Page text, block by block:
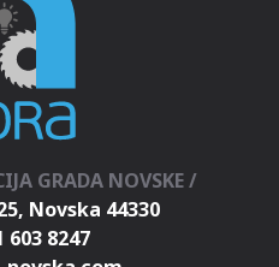
GRADA NOVSKE /
Novska 44330
603 8247